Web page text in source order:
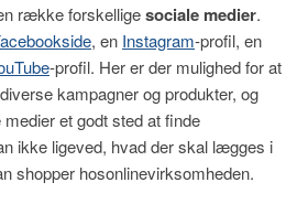
række forskelligesociale medier.
, en Instagram-profil, en
-profil. Her er der mulighed for at
kampagner og produkter, og
et godt sted at finde
ikke ligeved, hvad der skal lægges i
shopper hosonlinevirksomheden.